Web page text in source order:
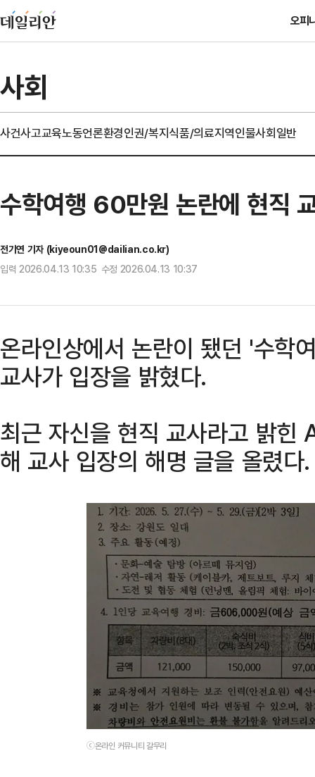
오피
사회
사건사고교육노동언론환경인권/복지식품/의료지역인물사회일반
수학여행 60만원 논란에 현직
전기연 기자 (kiyeoun01@dailian.co.kr)
입력 2026.04.13 10:35 수정 2026.04.13 10:37
온라인상에서 논란이 됐던 '수학
교사가 입장을 밝혔다.
최근 자신을 현직 교사라고 밝힌
해 교사 입장의 해명 글을 올렸다.
ⓒ온라인 커뮤니티 갈무리